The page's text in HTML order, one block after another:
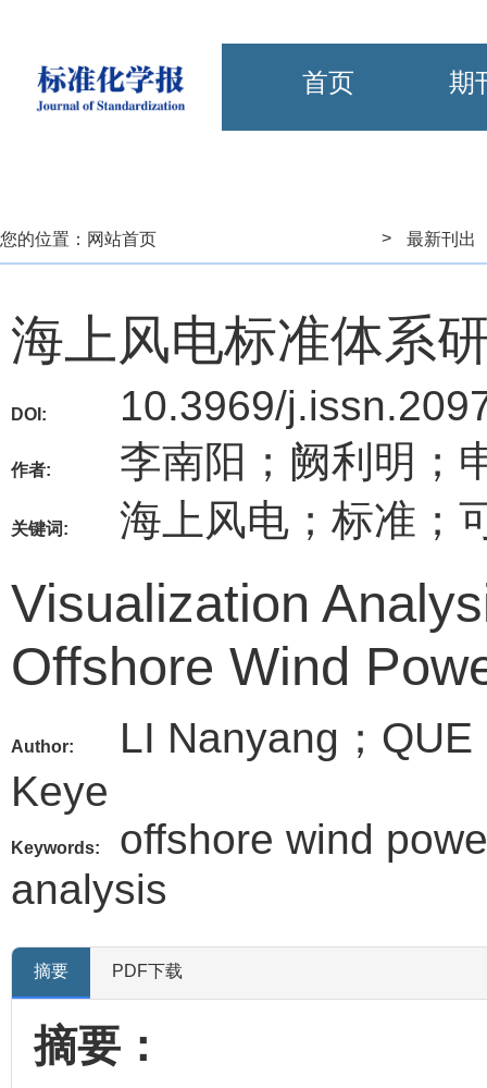
首页 期
您的位置： 网站首页 > 最新刊出
海上风电标准体系
DOI: 10.3969/
作者: 李南阳；阙利明；
关键词: 海上风电；标准；
Visualization
Offshore Wind
Author:
LI Nanyang；
Keye
Keywords:
offshore wind
analysis
摘要 PDF下载
摘要：